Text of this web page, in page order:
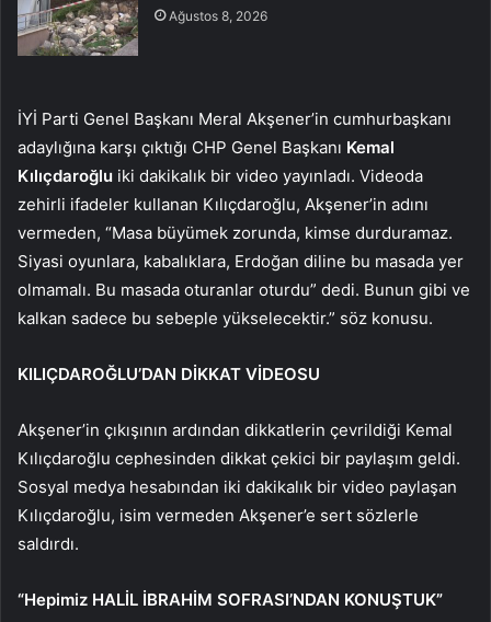
Ağustos 8, 2026
İYİ Parti Genel Başkanı Meral Akşener’in cumhurbaşkanı
adaylığına karşı çıktığı CHP Genel Başkanı Kemal
Kılıçdaroğlu iki dakikalık bir video yayınladı. Videoda
zehirli ifadeler kullanan Kılıçdaroğlu, Akşener’in adını
vermeden, “Masa büyümek zorunda, kimse durduramaz.
Siyasi oyunlara, kabalıklara, Erdoğan diline bu masada yer
olmamalı. Bu masada oturanlar oturdu” dedi. Bunun gibi ve
kalkan sadece bu sebeple yükselecektir.” söz konusu.
KILIÇDAROĞLU’DAN DİKKAT VİDEOSU
Akşener’in çıkışının ardından dikkatlerin çevrildiği Kemal
Kılıçdaroğlu cephesinden dikkat çekici bir paylaşım geldi.
Sosyal medya hesabından iki dakikalık bir video paylaşan
Kılıçdaroğlu, isim vermeden Akşener’e sert sözlerle
saldırdı.
“Hepimiz HALİL İBRAHİM SOFRASI’NDAN KONUŞTUK”